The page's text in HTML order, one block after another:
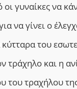
οι γυναίκεςνα
ναγίνει ο
κύτταρα του
τράχηλο και η
του τραχήλου